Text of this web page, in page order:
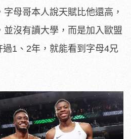
母哥本人說天賦比他還高，
並沒有讀大學，而是加入歐盟
1、2年，就能看到字母4兄